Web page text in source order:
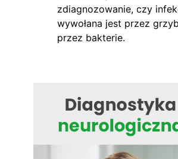
zdiagnozowanie, czy
wywołana jest przez
przez bakterie.